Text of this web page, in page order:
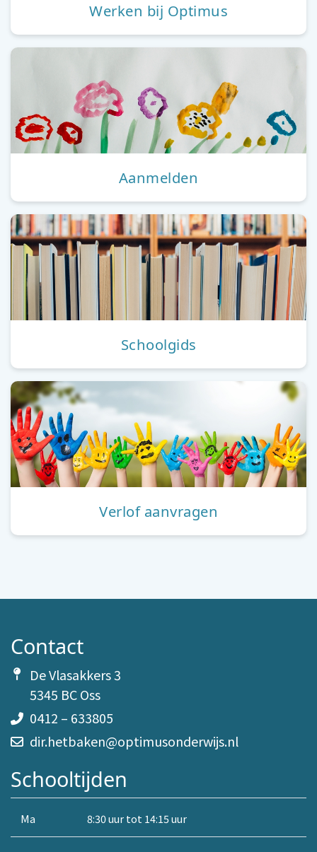
Werken bij Optimus
Aanmelden
Schoolgids
Verlof aanvragen
Contact
De Vlasakkers 3
5345 BC Oss
0412 – 633805
dir.hetbaken@optimusonderwijs.nl
Schooltijden
Ma 8:30 uur tot 14:15 uur